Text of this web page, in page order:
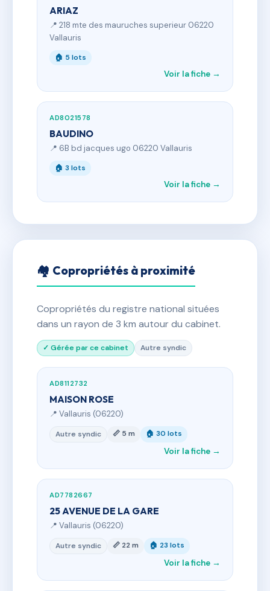
ARIAZ
📍 218 mte des mauruches superieur 06220
Vallauris
🏠 5 lots
Voir la fiche →
AD8021578
BAUDINO
📍 6B bd jacques ugo 06220 Vallauris
🏠 3 lots
Voir la fiche →
🏘 Copropriétés à proximité
Copropriétés du registre national situées
dans un rayon de 3 km autour du cabinet.
✓ Gérée par ce cabinet Autre syndic
AD8112732
MAISON ROSE
📍 Vallauris (06220)
Autre syndic 📏 5 m 🏠 30 lots
Voir la fiche →
AD7782667
25 AVENUE DE LA GARE
📍 Vallauris (06220)
Autre syndic 📏 22 m 🏠 23 lots
Voir la fiche →